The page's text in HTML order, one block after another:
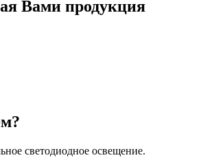
Вами продукция
светодиодное освещение.